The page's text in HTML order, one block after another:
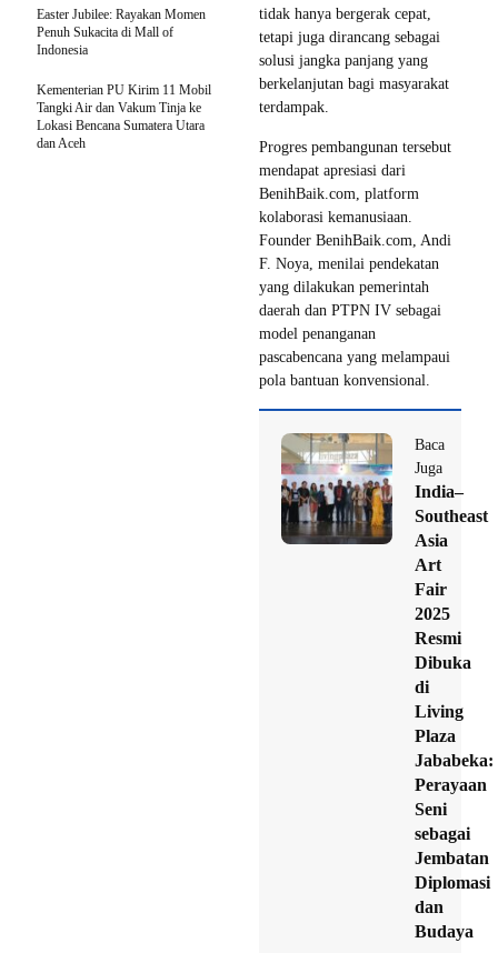
tidak hanya bergerak cepat,
tetapi juga dirancang sebagai
solusi jangka panjang yang
berkelanjutan bagi masyarakat
terdampak.
Progres pembangunan tersebut
mendapat apresiasi dari
BenihBaik.com, platform
kolaborasi kemanusiaan.
Founder BenihBaik.com, Andi
F. Noya, menilai pendekatan
yang dilakukan pemerintah
daerah dan PTPN IV sebagai
model penanganan
pascabencana yang melampaui
pola bantuan konvensional.
Baca
Juga
India–
Southeast
Asia
Art
Fair
2025
Resmi
Dibuka
di
Living
Plaza
Jababeka:
Perayaan
Seni
sebagai
Jembatan
Diplomasi
dan
Budaya
Easter Jubilee: Rayakan Momen
Penuh Sukacita di Mall of
Indonesia
Kementerian PU Kirim 11 Mobil
Tangki Air dan Vakum Tinja ke
Lokasi Bencana Sumatera Utara
dan Aceh